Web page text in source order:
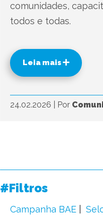
comunidades,
todos e todas.
Leia mais
24.02.2026 Por
#Filtros
Campanha BAE